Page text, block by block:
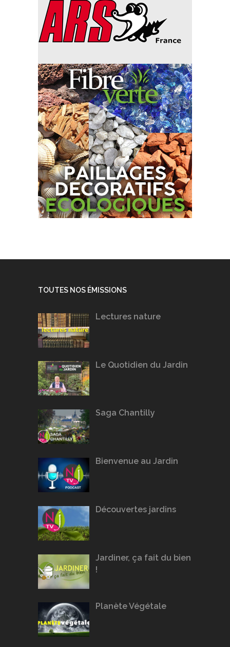
TOUTES NOS ÉMISSIONS
Lectures nature
Le Quotidien du Jardin
Saga Chantilly
Bienvenue au Jardin
Découvertes jardins
Jardiner, ça fait du bien
!
Planète Végétale